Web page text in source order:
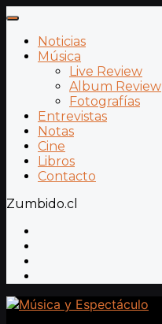
Noticias
Música
Live Review
Album Review
Fotografías
Entrevistas
Notas
Cine
Libros
Contacto
Zumbido.cl